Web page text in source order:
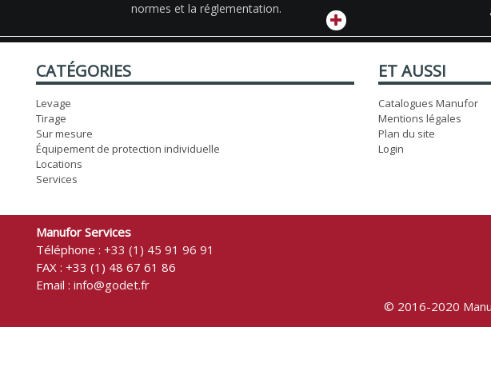
normes et la réglementation.
CATÉGORIES
Levage
Tirage
Sur mesure
Équipement de protection individuelle
Locations
Services
ET AUSSI
Catalogues Manufor
Mentions légales
Plan du site
Login
Manufor Services
Téléphone : +33 (1) 45 91 96 91
FAX : +33 (1) 48 67 61 86
Email : info@godet.fr
© 2016-2020